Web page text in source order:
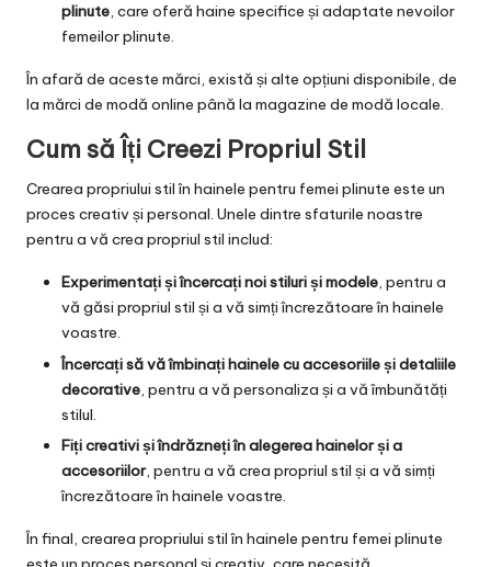
plinute, care oferă haine specifice și adaptate nevoilor
femeilor plinute.
În afară de aceste mărci, există și alte opțiuni disponibile, de
la mărci de modă online până la magazine de modă locale.
Cum să Îți Creezi Propriul Stil
Crearea propriului stil în hainele pentru femei plinute este un
proces creativ și personal. Unele dintre sfaturile noastre
pentru a vă crea propriul stil includ:
Experimentați și încercați noi stiluri și modele, pentru a
vă găsi propriul stil și a vă simți încrezătoare în hainele
voastre.
Încercați să vă îmbinați hainele cu accesoriile și detaliile
decorative , pentru a vă personaliza și a vă îmbunătăți
stilul.
Fiți creativi și îndrăzneți în alegerea hainelor și a
accesoriilor, pentru a vă crea propriul stil și a vă simți
încrezătoare în hainele voastre.
În final, crearea propriului stil în hainele pentru femei plinute